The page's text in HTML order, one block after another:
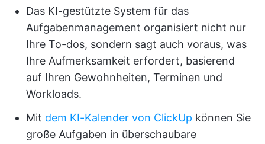
Das KI-gestützte System für das
Aufgabenmanagement organisiert nicht nur
Ihre To-dos, sondern sagt auch voraus, was
Ihre Aufmerksamkeit erfordert, basierend
auf Ihren Gewohnheiten, Terminen und
Workloads.
Mit dem KI-Kalender von ClickUp können Sie
große Aufgaben in überschaubare